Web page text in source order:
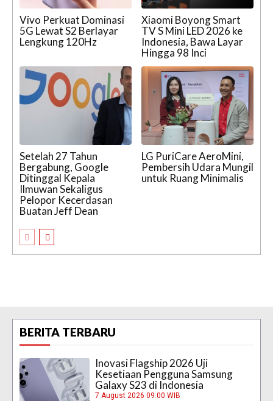
Vivo Perkuat Dominasi
5G Lewat S2 Berlayar
Lengkung 120Hz
Xiaomi Boyong Smart
TV S Mini LED 2026 ke
Indonesia, Bawa Layar
Hingga 98 Inci
Setelah 27 Tahun
Bergabung, Google
Ditinggal Kepala
Ilmuwan Sekaligus
Pelopor Kecerdasan
Buatan Jeff Dean
LG PuriCare AeroMini,
Pembersih Udara Mungil
untuk Ruang Minimalis
BERITA TERBARU
Inovasi Flagship 2026 Uji
Kesetiaan Pengguna Samsung
Galaxy S23 di Indonesia
7 August 2026 09:00 WIB